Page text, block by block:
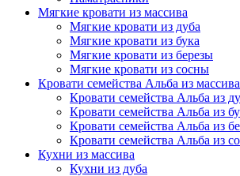
Мягкие кровати из массива
Мягкие кровати из дуба
Мягкие кровати из бука
Мягкие кровати из березы
Мягкие кровати из сосны
Кровати семейства Альба из массива
Кровати семейства Альба из
Кровати семейства Альба из
Кровати семейства Альба из
Кровати семейства Альба из
Кухни из массива
Кухни из дуба